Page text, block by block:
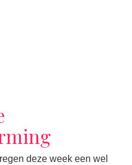
deze week een wel